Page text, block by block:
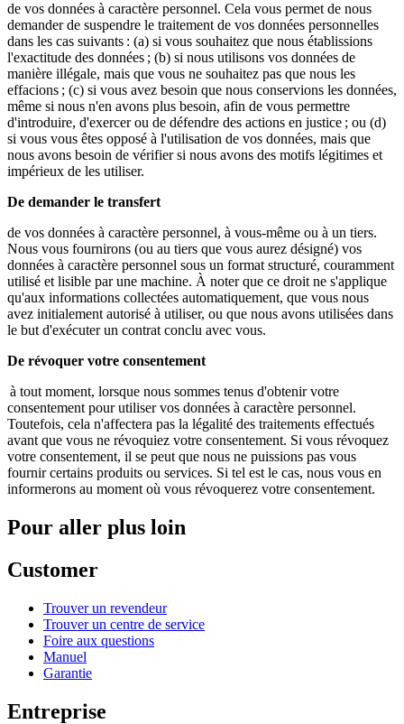
de vos données à caractère personnel. Cela vous permet de nous
demander de suspendre le traitement de vos données personnelles
dans les cas suivants : (a) si vous souhaitez que nous établissions
l'exactitude des données ; (b) si nous utilisons vos données de
manière illégale, mais que vous ne souhaitez pas que nous les
effacions ; (c) si vous avez besoin que nous conservions les données,
même si nous n'en avons plus besoin, afin de vous permettre
d'introduire, d'exercer ou de défendre des actions en justice ; ou (d)
si vous vous êtes opposé à l'utilisation de vos données, mais que
nous avons besoin de vérifier si nous avons des motifs légitimes et
impérieux de les utiliser.
De demander le transfert
de vos données à caractère personnel, à vous-même ou à un tiers.
Nous vous fournirons (ou au tiers que vous aurez désigné) vos
données à caractère personnel sous un format structuré, couramment
utilisé et lisible par une machine. À noter que ce droit ne s'applique
qu'aux informations collectées automatiquement, que vous nous
avez initialement autorisé à utiliser, ou que nous avons utilisées dans
le but d'exécuter un contrat conclu avec vous.
De révoquer votre consentement
à tout moment, lorsque nous sommes tenus d'obtenir votre
consentement pour utiliser vos données à caractère personnel.
Toutefois, cela n'affectera pas la légalité des traitements effectués
avant que vous ne révoquiez votre consentement. Si vous révoquez
votre consentement, il se peut que nous ne puissions pas vous
fournir certains produits ou services. Si tel est le cas, nous vous en
informerons au moment où vous révoquerez votre consentement.
Pour aller plus loin
Customer
Trouver un revendeur
Trouver un centre de service
Foire aux questions
Manuel
Garantie
Entreprise